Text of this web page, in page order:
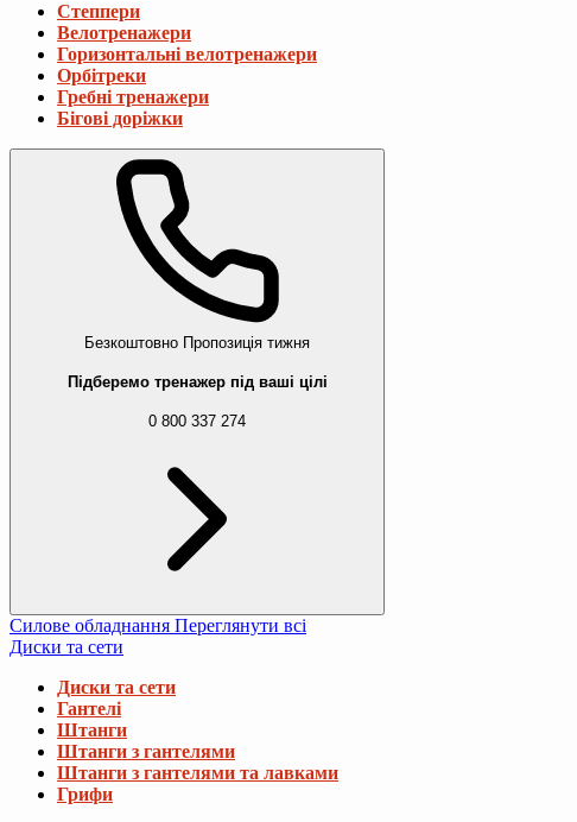
Степпери
Велотренажери
Горизонтальні велотренажери
Орбітреки
Гребні тренажери
Бігові доріжки
Безкоштовно Пропозиція тижня
Підберемо тренажер під ваші цілі
0 800 337 274
Силове обладнання Переглянути всі
Диски та сети
Диски та сети
Гантелі
Штанги
Штанги з гантелями
Штанги з гантелями та лавками
Грифи